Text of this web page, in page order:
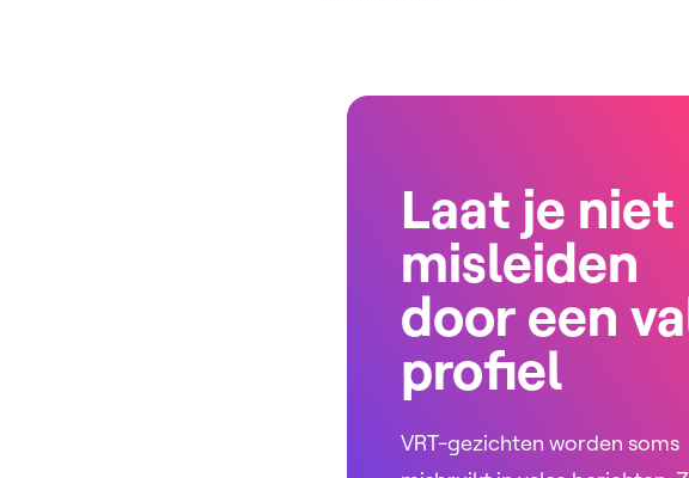
Laat je niet
misleiden
door een
profiel
VRT-gezichten worden soms